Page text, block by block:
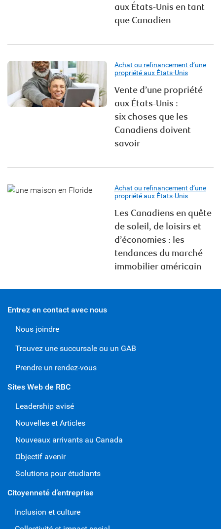
aux États-Unis en tant
que Canadien
Achat ou refinancement d’une
propriété aux États-Unis
Vente d’une propriété
aux États-Unis :
six choses que les
Canadiens doivent
savoir
Achat ou refinancement d’une
propriété aux États-Unis
Les Canadiens en quête
de soleil, de loisirs et
d’économies : les
tendances du marché
immobilier américain
Citoyenneté d’entreprise
Inclusion et culture
Sites Web de RBC
Leadership avisé
Nouvelles et Articles
Nouveaux arrivants au Canada
Objectif avenir
Solutions pour étudiants
Entrez en contact avec nous
Nous joindre
Trouvez une succursale ou un GAB
Prendre un rendez-vous